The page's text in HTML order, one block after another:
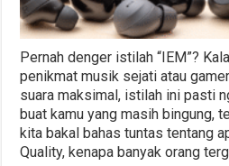
Pernah denger istilah “IEM”?
penikmat musik sejati atau
suara maksimal, istilah ini pasti
buat kamu yang masih bingung,
kita bakal bahas tuntas tentang
Quality, kenapa banyak orang